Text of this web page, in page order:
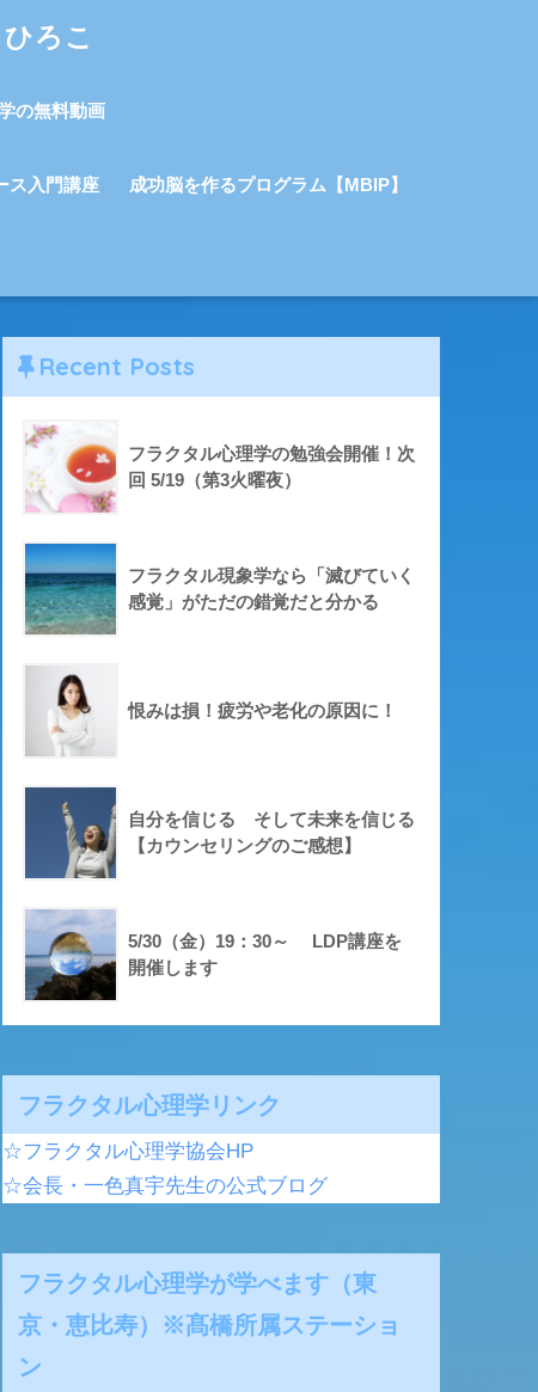
ろこ
の無料動画
ス入門講座 成功脳を作るプログラム【MBIP】
Recent Posts
フラクタル心理学の勉強会開催！次
回 5/19（第3火曜夜）
フラクタル現象学なら「滅びていく
感覚」がただの錯覚だと分かる
恨みは損！疲労や老化の原因に！
自分を信じる そして未来を信じる
【カウンセリングのご感想】
5/30（金）19：30～ LDP講座を
開催します
フラクタル心理学リンク
☆フラクタル心理学協会HP
☆会長・一色真宇先生の公式ブログ
フラクタル心理学が学べます（東
京・恵比寿）※髙橋所属ステーショ
ン